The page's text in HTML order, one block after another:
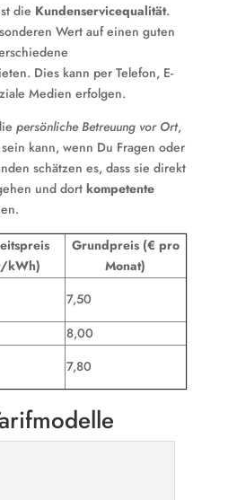
die Kundenservicequalität.
Wert auf einen guten
Dies kann per Telefon, E-
Medien erfolgen.
persönliche Betreuung vor Ort,
kann, wenn Du Fragen oder
schätzen es, dass sie direkt
und dort kompetente
kWh)
Grundpreis (€ pro
Monat)
7,50
8,00
7,80